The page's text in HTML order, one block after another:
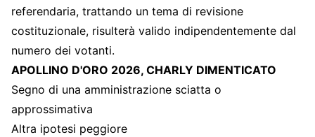
referendaria, trattando un tema di revisione
costituzionale, risulterà valido indipendentemente dal
numero dei votanti.
APOLLINO D'ORO 2026, CHARLY DIMENTICATO
Segno di una amministrazione sciatta o
approssimativa
Altra ipotesi peggiore